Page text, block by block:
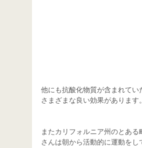
他にも抗酸化物質が含まれてい
さまざまな良い効果があります。
またカリフォルニア州のとあ
さんは朝から活動的に運動を